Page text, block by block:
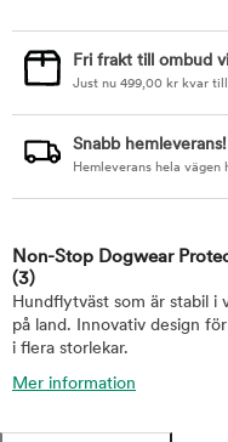
Fri frakt till ombud
Just nu 499,00 kr kvar
Snabb hemleverans!
Hemleverans hela vägen
Non-Stop Dogwear
(3)
Hundflytväst som är stabil i
på land. Innovativ design
i flera storlekar.
Mer information